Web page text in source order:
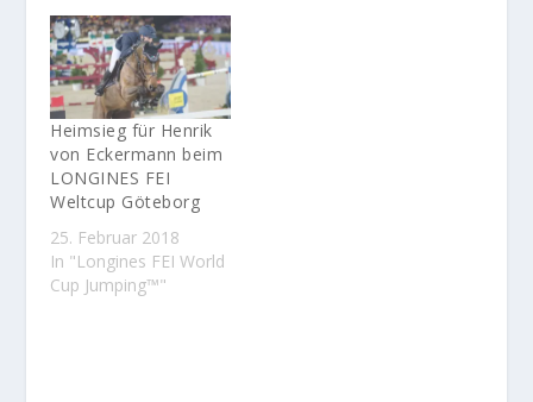
Heimsieg für Henrik
von Eckermann beim
LONGINES FEI
Weltcup Göteborg
25. Februar 2018
In "Longines FEI World
Cup Jumping™"